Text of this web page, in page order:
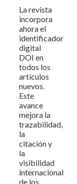
La revista
incorpora
ahora el
identificador
digital
DOI en
todos los
artículos
nuevos.
Este
avance
mejora la
trazabilidad,
la
citación y
la
visibilidad
internacional
de los